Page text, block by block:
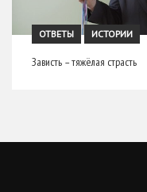
ОТВЕТЫ ИСТОРИИ
Зависть – тяжёлая страсть